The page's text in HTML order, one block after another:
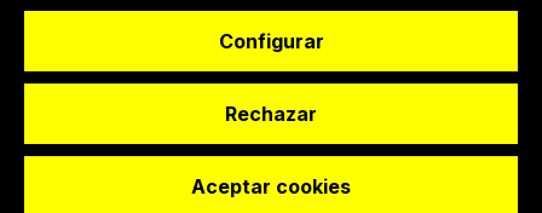
© Dashboard Technologies S.L
Configurar
Rechazar
Aceptar cookies